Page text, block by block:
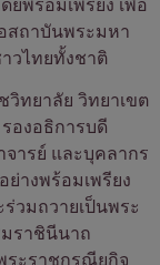
พร้อมเพรียง เพื่อ
สถาบันพระมหา
วไทยทั้งชาติ
ทยาลัย วิทยาเขต
องอธิการบดี
ารย์ และบุคลากร
ย่างพร้อมเพรียง
วมถวายเป็นพระ
มราชินีนาถ
ระราชกรณียกิจ